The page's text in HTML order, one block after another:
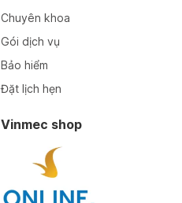
Chuyên khoa
Gói dịch vụ
Bảo hiểm
Đặt lịch hẹn
Vinmec shop